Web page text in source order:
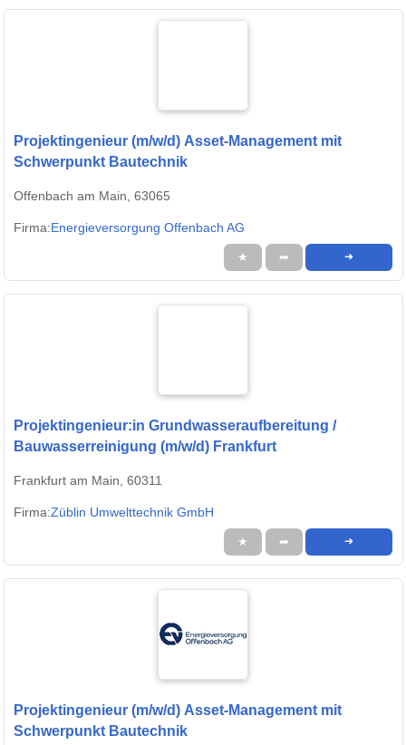
Projektingenieur (m/w/d) Asset-Management mit
Schwerpunkt Bautechnik
Offenbach am Main, 63065
Firma:Energieversorgung Offenbach AG
★ ➦ ➜
Projektingenieur:in Grundwasseraufbereitung /
Bauwasserreinigung (m/w/d) Frankfurt
Frankfurt am Main, 60311
Firma:Züblin Umwelttechnik GmbH
★ ➦ ➜
Projektingenieur (m/w/d) Asset-Management mit
Schwerpunkt Bautechnik